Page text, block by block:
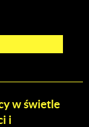
w świetle
i